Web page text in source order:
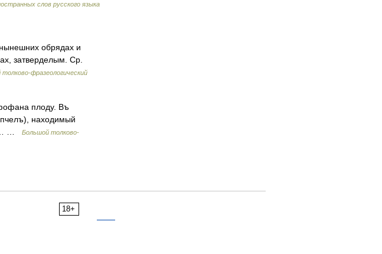
слов русского языка
обрядах и
затверделым. Ср.
фразеологический
плоду. Въ
находимый
…
Большой толково-
18+